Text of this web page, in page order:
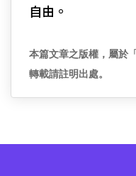
自由。
本篇文章之版權，屬於
轉載請註明出處。